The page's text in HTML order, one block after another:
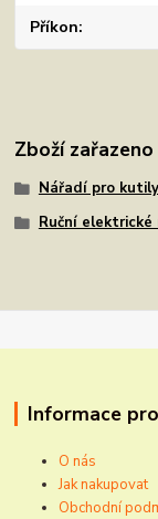
Příkon
Zboží
Nářadí pro
Ruční
Informace
O nás
Jak nakupovat
Obchodní